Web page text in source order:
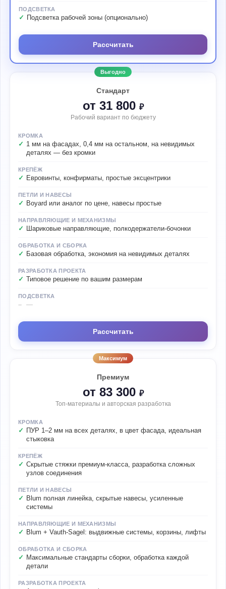
Выгодно
Стандарт
от 31 800 ₽
Рабочий вариант по бюджету
КРОМКА
1 мм на фасадах, 0,4 мм на остальном, на невидимых
деталях — без кромки
КРЕПЁЖ
Евровинты, конфирматы, простые эксцентрики
ПЕТЛИ И НАВЕСЫ
Boyard или аналог по цене, навесы простые
НАПРАВЛЯЮЩИЕ И МЕХАНИЗМЫ
Шариковые направляющие, полкодержатели-бочонки
ОБРАБОТКА И СБОРКА
Базовая обработка, экономия на невидимых деталях
РАЗРАБОТКА ПРОЕКТА
Типовое решение по вашим размерам
ПОДСВЕТКА
—
Рассчитать
ПОДСВЕТКА
Подсветка рабочей зоны (опционально)
Рассчитать
Максимум
Премиум
от 83 300 ₽
Топ-материалы и авторская разработка
КРОМКА
ПУР 1–2 мм на всех деталях, в цвет фасада, идеальная
стыковка
КРЕПЁЖ
Скрытые стяжки премиум-класса, разработка сложных
узлов соединения
ПЕТЛИ И НАВЕСЫ
Blum полная линейка, скрытые навесы, усиленные
системы
НАПРАВЛЯЮЩИЕ И МЕХАНИЗМЫ
Blum + Vauth-Sagel: выдвижные системы, корзины, лифты
ОБРАБОТКА И СБОРКА
Максимальные стандарты сборки, обработка каждой
детали
РАЗРАБОТКА ПРОЕКТА